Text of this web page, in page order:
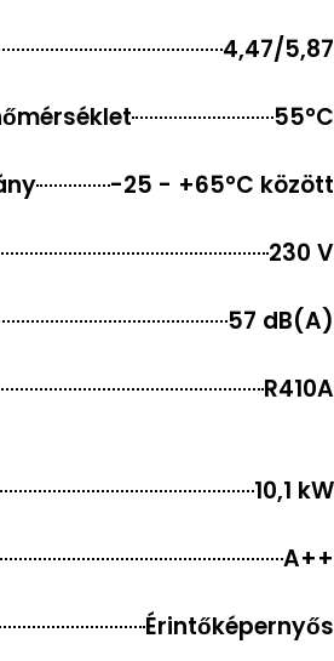
4,47/5,87
55°C
-25 - +65°C között
230 V
57 dB(A)
R410A
10,1 kW
A++
Érintőképernyős